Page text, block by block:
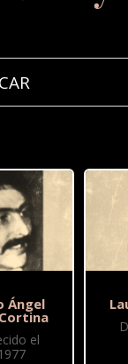
Ángel
el